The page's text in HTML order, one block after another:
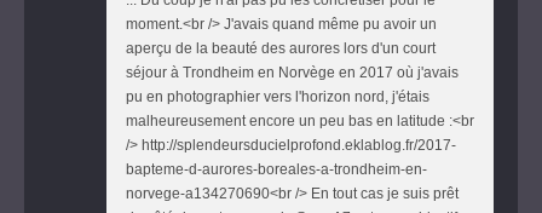
moment.<br /> J'avais quand même pu avoir un
aperçu de la beauté des aurores lors d'un court
séjour à Trondheim en Norvège en 2017 où j'avais
pu en photographier vers l'horizon nord, j'étais
malheureusement encore un peu bas en latitude :<br
/> http://splendeursducielprofond.eklablog.fr/2017-
bapteme-d-aurores-boreales-a-trondheim-en-
norvege-a134270690<br /> En tout cas je suis prêt